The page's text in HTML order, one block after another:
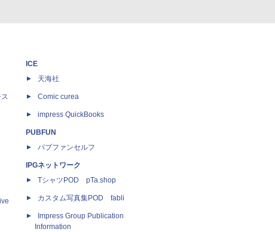
ICE
天海社
Comic curea
impress QuickBooks
PUBFUN
パブファンセルフ
IPGネットワーク
TシャツPOD pTa.shop
カスタム写真集POD fabli
Impress Group Publication
Information